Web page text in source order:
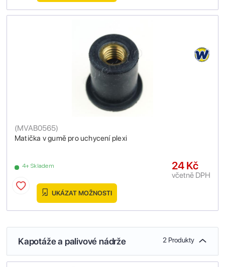
Matička v gumě pro uchycení plexi
(MVAB0565)
4+ Skladem 24 Kč
včetně DPH
UKÁZAT MOŽNOSTI
Kapotáže a palivové nádrže 2 Produkty